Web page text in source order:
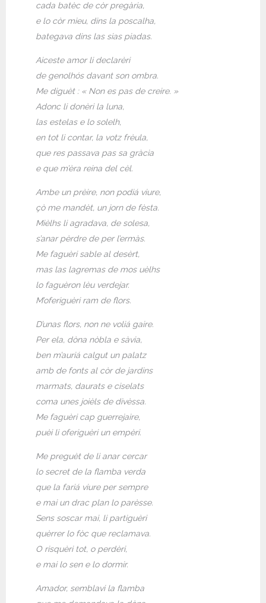
cada batèc de còr pregària,
e lo còr mieu, dins la poscalha,
bategava dins las sias piadas.
Aiceste amor li declarèri
de genolhós davant son ombra.
Me diguèt : « Non es pas de creire. »
Adonc li donèri la luna,
las estelas e lo solelh,
en tot li contar, la votz frèula,
que res passava pas sa gràcia
e que m’èra reina del cèl.
Ambe un prèire, non podiá viure,
çò me mandèt, un jorn de fèsta.
Mièlhs li agradava, de solesa,
s’anar pèrdre de per l’ermàs.
Me faguèri sable al desèrt,
mas las lagremas de mos uèlhs
lo faguèron lèu verdejar.
M’oferiguèri ram de flors.
D’unas flors, non ne voliá gaire.
Per ela, dòna nòbla e sàvia,
ben m’auriá calgut un palatz
amb de fonts al còr de jardins
marmats, daurats e ciselats
coma unes joièls de divèssa.
Me faguèri cap guerrejaire,
puèi li oferiguèri un empèri.
Me preguèt de li anar cercar
lo secret de la flamba verda
que la fariá viure per sempre
e mai un drac plan lo parèsse.
Sens soscar mai, li partiguèri
quèrrer lo fòc que reclamava.
O risquèri tot, o perdèri,
e mai lo sen e lo dormir.
Amador, semblavi la flamba